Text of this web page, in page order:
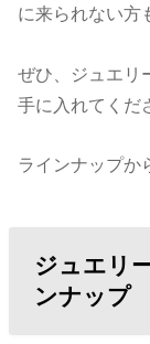
に来られない方
ぜひ、ジュエリ
手に入れてくだ
ラインナップか
ジュエリ
ンナップ